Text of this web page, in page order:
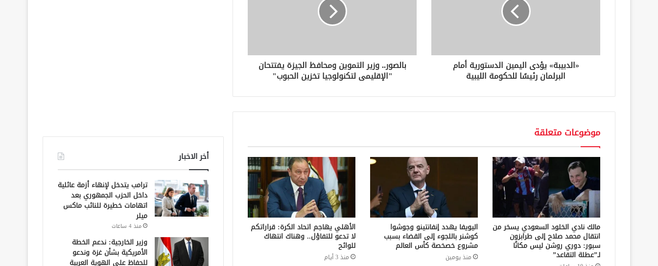
ن
«الدبيبة» يؤدى اليمين الدستورية أمام
البرلمان رئيسًا للحكومة الليبية
بالصور.. وزير التموين ومحافظ الجيزة يفتتحان
"الإقليمى لتكنولوجيا تخزين الحبوب"
موضوعات متعلقة
مالك نادي الخلود السعودي يسخر من
انتقال محمد صلاح إلى طرابزون
سبور: دوري روشن ليس مكانًا
لـ”عطلة التقاعد”
اليويفا يهدد إنفانتينو وجوشوا
كوشنر باللجوء إلى القضاء بسبب
مشروع خصخصة كأس العالم
منذ يومين
الأهلي يهاجم اتحاد الكرة: قراراتكم
لا تدعو للتفاؤل.. وهناك انتهاك
للوائح
منذ 3 أيام
أخر الاخبار
ترامب يتدخل لإنهاء أزمة عائلية
داخل الحزب الجمهوري بعد
اتهامات خطيرة للنائب ماكس
ميلر
منذ 4 ساعات
وزير الخارجية: ندعم الخطة
الأمريكية بشأن غزة وندعو
للحفاظ على الهوية العربية